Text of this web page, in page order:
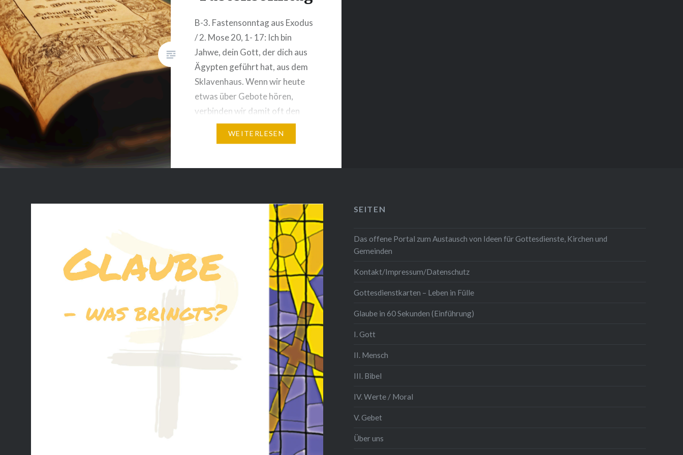
B-3. Fastensonntag aus Exodus
/ 2. Mose 20, 1- 17: Ich bin
Jahwe, dein Gott, der dich aus
Ägypten geführt hat, aus dem
Sklavenhaus. Wenn wir heute
etwas über Gebote hören,
verbinden wir damit oft den
drohenden Zeigefinger, oder
Gesetze. Wenn wir diese
WEITERLESEN
SEITEN
Das offene Portal zum Austausch von Ideen für Gottesdienste, Kirchen und
Gemeinden
Kontakt/Impressum/Datenschutz
Gottesdienstkarten – Leben in Fülle
Glaube in 60 Sekunden (Einführung)
I. Gott
II. Mensch
III. Bibel
IV. Werte / Moral
V. Gebet
Über uns